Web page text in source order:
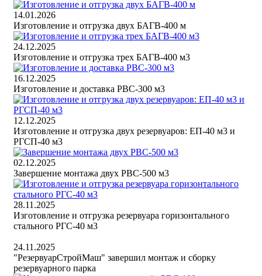
14.01.2026
Изготовление и отгрузка двух БАГВ-400 м
24.12.2025
Изготовление и отгрузка трех БАГВ-400 м3
16.12.2025
Изготовление и доставка РВС-300 м3
12.12.2025
Изготовление и отгрузка двух резервуаров: ЕП-40 м3 и
РГСП-40 м3
02.12.2025
Завершение монтажа двух РВС-500 м3
28.11.2025
Изготовление и отгрузка резервуара горизонтального
стального РГС-40 м3
24.11.2025
"РезервуарСтройМаш" завершил монтаж и сборку
резервуарного парка